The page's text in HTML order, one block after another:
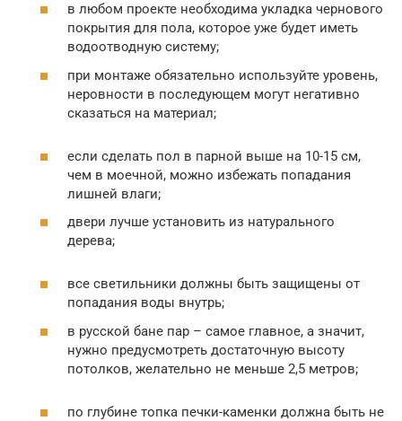
в любом проекте необходима укладка чернового
покрытия для пола, которое уже будет иметь
водоотводную систему;
при монтаже обязательно используйте уровень,
неровности в последующем могут негативно
сказаться на материал;
если сделать пол в парной выше на 10-15 см,
чем в моечной, можно избежать попадания
лишней влаги;
двери лучше установить из натурального
дерева;
все светильники должны быть защищены от
попадания воды внутрь;
в русской бане пар – самое главное, а значит,
нужно предусмотреть достаточную высоту
потолков, желательно не меньше 2,5 метров;
по глубине топка печки-каменки должна быть не